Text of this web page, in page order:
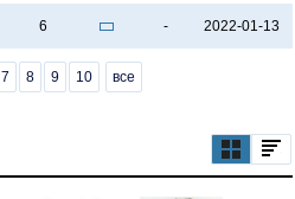
6 - 2022-01-13
7 8 9 10 все